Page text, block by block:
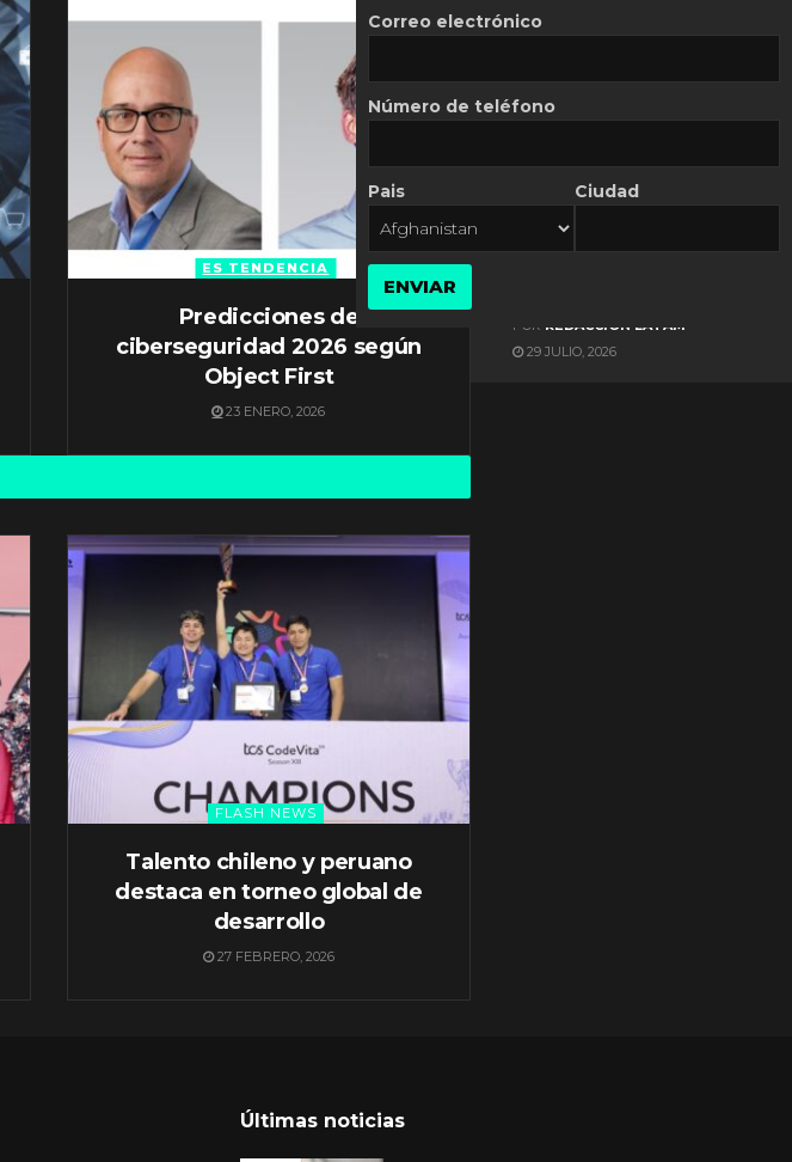
ES TENDENCIA
Predicciones de
ciberseguridad 2026 según
Object First
23 ENERO, 2026
FLASH NEWS
Talento chileno y peruano
destaca en torneo global de
desarrollo
27 FEBRERO, 2026
ES NOTICIA
POR REDACCIÓN LATAM
29 JULIO, 2026
Últimas noticias
Correo electrónico
Número de teléfono
Pais Ciudad
ENVIAR